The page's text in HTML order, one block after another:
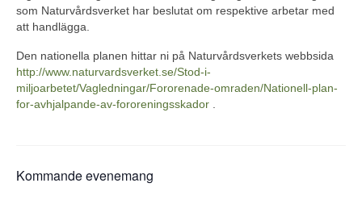
som Naturvårdsverket har beslutat om respektive arbetar med
att handlägga.
Den nationella planen hittar ni på Naturvårdsverkets webbsida
http://www.naturvardsverket.se/Stod-i-
miljoarbetet/Vagledningar/Fororenade-omraden/Nationell-plan-
for-avhjalpande-av-fororeningsskador
Kommande evenemang